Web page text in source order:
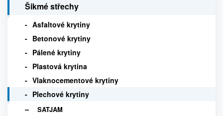
Šikmé střechy
Asfaltové krytiny
Betonové krytiny
Pálené krytiny
Plastová krytina
Vlaknocementové krytiny
Plechové krytiny
SATJAM